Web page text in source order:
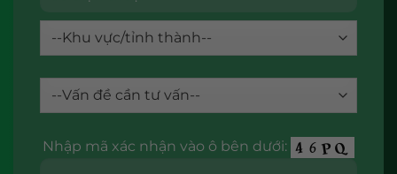
Nhập mã xác nhận vào ô bên dưới: